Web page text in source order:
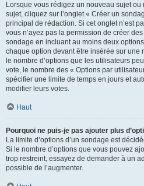
Lorsque vous rédigez un nouveau sujet ou
sujet, cliquez sur l’onglet « Créer un
principal de rédaction. Si cet onglet n’est
vous n’ayez pas la permission de créer
sondage en incluant au moins deux
chaque option devant être insérée sur une
le nombre d’options que les utilisateurs
vote, le nombre des « Options par
spécifier une limite de temps en jours et
modifier leurs votes.
Haut
Pourquoi ne puis-je pas ajouter plus
La limite d’options d’un sondage est
Si le nombre d’options que vous pouvez
trop restreint, essayez de demander à un
possible de l’augmenter.